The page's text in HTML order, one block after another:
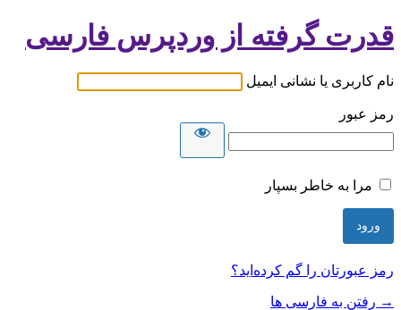
قدرت گرفته از وردپرس فارسی
نام کاربری یا نشانی ایمیل
رمز عبور
مرا به خاطر بسپار
رمز عبورتان را گم کرده‌اید؟
→ رفتن به فارسی ها